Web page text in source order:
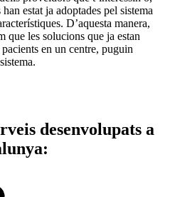
estat ja adoptades pel sistema
D’aquesta manera,
que les solucions que ja estan
en un centre, puguin
desenvolupats a